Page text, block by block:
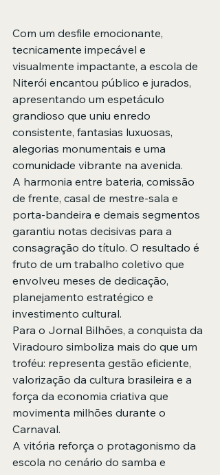
Com um desfile emocionante,
tecnicamente impecável e
visualmente impactante, a escola de
Niterói encantou público e jurados,
apresentando um espetáculo
grandioso que uniu enredo
consistente, fantasias luxuosas,
alegorias monumentais e uma
comunidade vibrante na avenida.
A harmonia entre bateria, comissão
de frente, casal de mestre-sala e
porta-bandeira e demais segmentos
garantiu notas decisivas para a
consagração do título. O resultado é
fruto de um trabalho coletivo que
envolveu meses de dedicação,
planejamento estratégico e
investimento cultural.
Para o Jornal Bilhões, a conquista da
Viradouro simboliza mais do que um
troféu: representa gestão eficiente,
valorização da cultura brasileira e a
força da economia criativa que
movimenta milhões durante o
Carnaval.
A vitória reforça o protagonismo da
escola no cenário do samba e